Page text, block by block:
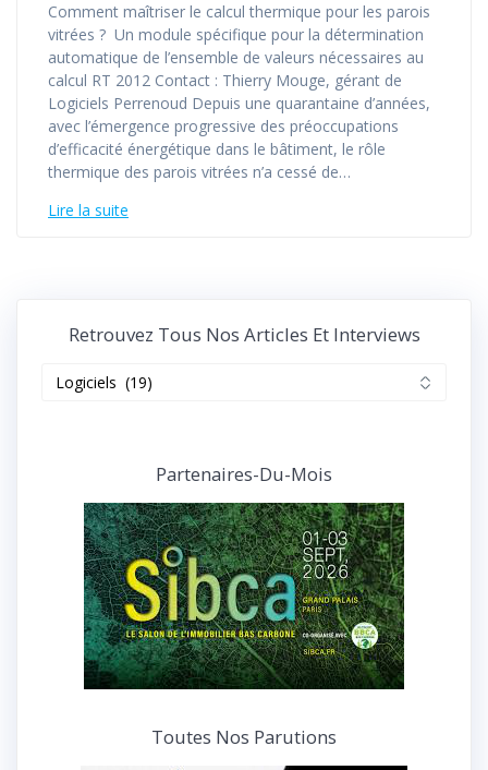
Comment maîtriser le calcul thermique pour les parois
vitrées ? Un module spécifique pour la détermination
automatique de l’ensemble de valeurs nécessaires au
calcul RT 2012 Contact : Thierry Mouge, gérant de
Logiciels Perrenoud Depuis une quarantaine d’années,
avec l’émergence progressive des préoccupations
d’efficacité énergétique dans le bâtiment, le rôle
thermique des parois vitrées n’a cessé de…
Lire la suite
Retrouvez Tous Nos Articles Et Interviews
interviews
Partenaires-Du-Mois
Toutes Nos Parutions